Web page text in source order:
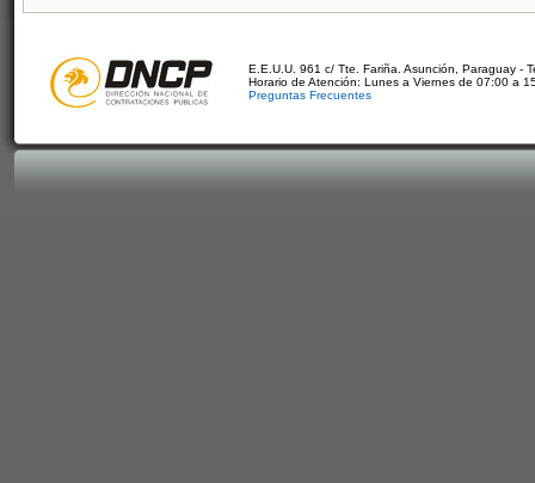
E.E.U.U. 961 c/ Tte. Fariña. Asunción, Paraguay -
Horario de Atención: Lunes a Viernes de 07:00 a
Preguntas Frecuentes